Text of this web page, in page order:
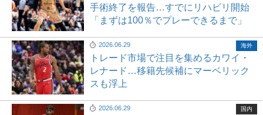
手術終了を報告…すでにリハビリ開始
「まずは100％でプレーできるまで」
2026.06.29
トレード市場で注目を集めるカワイ・
レナード…移籍先候補にマーベリック
スも浮上
海外
2026.06.29 国内